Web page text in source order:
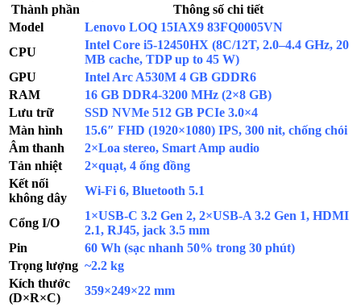
Thành phần
Thông số chi tiết
Model
Lenovo LOQ 15IAX9 83FQ0005VN
CPU
Intel Core i5-12450HX (8C/12T, 2.0–4.4 GHz, 20
MB cache, TDP up to 45 W)
GPU
Intel Arc A530M 4 GB GDDR6
RAM
16 GB DDR4-3200 MHz (2×8 GB)
Lưu trữ
SSD NVMe 512 GB PCIe 3.0×4
Màn hình
15.6″ FHD (1920×1080) IPS, 300 nit, chống chói
Âm thanh
2×Loa stereo, Smart Amp audio
Tản nhiệt
2×quạt, 4 ống đồng
Kết nối
không dây
Wi-Fi 6, Bluetooth 5.1
Cổng I/O
1×USB-C 3.2 Gen 2, 2×USB-A 3.2 Gen 1, HDMI
2.1, RJ45, jack 3.5 mm
Pin
60 Wh (sạc nhanh 50% trong 30 phút)
Trọng lượng ~2.2 kg
Kích thước
(D×R×C)
359×249×22 mm